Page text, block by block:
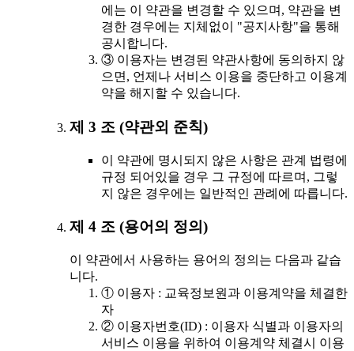
에는 이 약관을 변경할 수 있으며, 약관을 변
경한 경우에는 지체없이 "공지사항"을 통해
공시합니다.
③ 이용자는 변경된 약관사항에 동의하지 않
으면, 언제나 서비스 이용을 중단하고 이용계
약을 해지할 수 있습니다.
제 3 조 (약관외 준칙)
이 약관에 명시되지 않은 사항은 관계 법령에
규정 되어있을 경우 그 규정에 따르며, 그렇
지 않은 경우에는 일반적인 관례에 따릅니다.
제 4 조 (용어의 정의)
이 약관에서 사용하는 용어의 정의는 다음과 같습
니다.
① 이용자 : 교육정보원과 이용계약을 체결한
자
② 이용자번호(ID) : 이용자 식별과 이용자의
서비스 이용을 위하여 이용계약 체결시 이용